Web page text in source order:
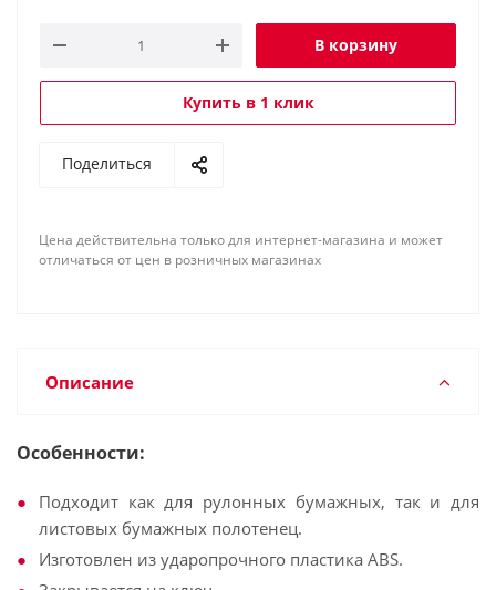
В корзину
Купить в 1 клик
Поделиться
Цена действительна только для интернет-магазина и может
отличаться от цен в розничных магазинах
Описание
Особенности:
Подходит как для рулонных бумажных, так и для
листовых бумажных полотенец.
Изготовлен из ударопрочного пластика АВS.